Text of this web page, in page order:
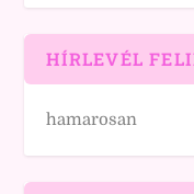
HÍRLEVÉL
hamarosan